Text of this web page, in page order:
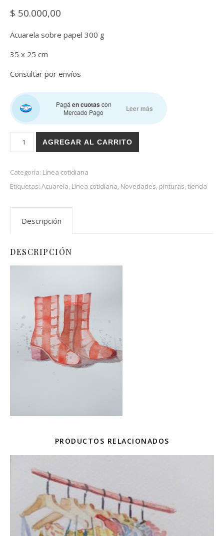
$ 50.000,00
Acuarela sobre papel 300 g
35 x 25 cm
Consultar por envíos
Pagáen cuotas con
Mercado Pago
Leer más
Botas de lluvia cantidad
AGREGAR AL CARRITO
Categoría: Línea cotidiana
Etiquetas: Acuarela, Línea cotidiana, Novedades, pinturas,tienda
Descripción
DESCRIPCIÓN
PRODUCTOS RELACIONADOS